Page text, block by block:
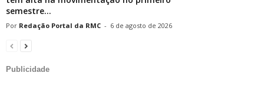
semestre...
Redação Portal da RMC - 6 de agosto de 2026
Publicidade